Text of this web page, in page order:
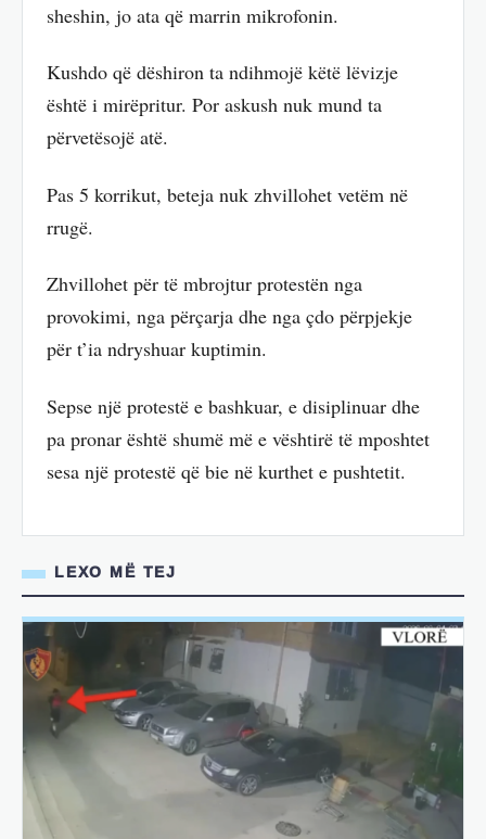
sheshin, jo ata që marrin mikrofonin.
Kushdo që dëshiron ta ndihmojë këtë lëvizje
është i mirëpritur. Por askush nuk mund ta
përvetësojë atë.
Pas 5 korrikut, beteja nuk zhvillohet vetëm në
rrugë.
Zhvillohet për të mbrojtur protestën nga
provokimi, nga përçarja dhe nga çdo përpjekje
për t’ia ndryshuar kuptimin.
Sepse një protestë e bashkuar, e disiplinuar dhe
pa pronar është shumë më e vështirë të mposhtet
sesa një protestë që bie në kurthet e pushtetit.
LEXO MË TEJ